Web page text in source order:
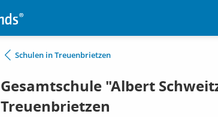
Schulen in Treuenbrietzen
Gesamtschule "Albert
Treuenbrietzen